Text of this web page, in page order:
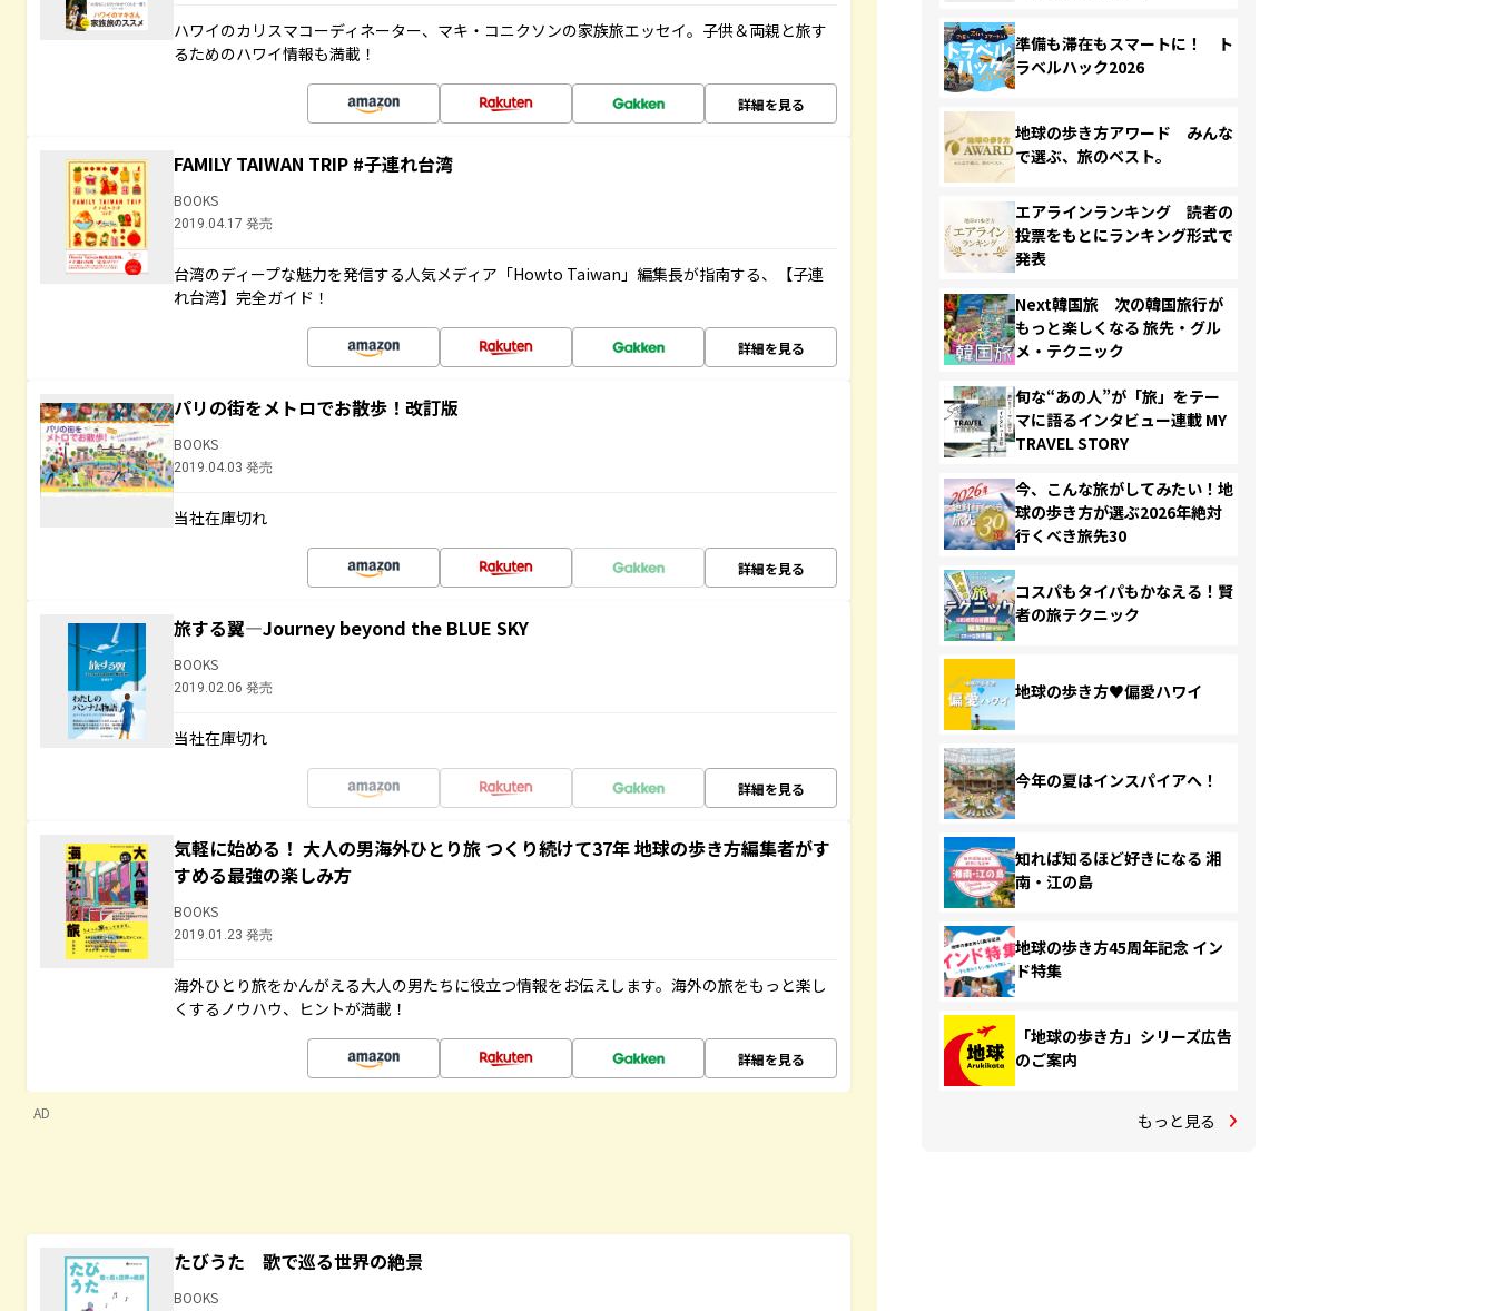
ハワイのカリスマコーディネーター、マキ・コニクソンの家族旅エッセイ。子供＆両親と旅す
るためのハワイ情報も満載！
詳細を見る
FAMILY TAIWAN TRIP #子連れ台湾
BOOKS
2019.04.17 発売
台湾のディープな魅力を発信する人気メディア「Howto Taiwan」編集長が指南する、【子連
れ台湾】完全ガイド！
詳細を見る
パリの街をメトロでお散歩！改訂版
BOOKS
2019.04.03 発売
当社在庫切れ
詳細を見る
旅する翼―Journey beyond the BLUE SKY
BOOKS
2019.02.06 発売
当社在庫切れ
詳細を見る
気軽に始める！ 大人の男海外ひとり旅 つくり続けて37年 地球の歩き方編集者がす
すめる最強の楽しみ方
BOOKS
2019.01.23 発売
海外ひとり旅をかんがえる大人の男たちに役立つ情報をお伝えします。海外の旅をもっと楽し
くするノウハウ、ヒントが満載！
詳細を見る
AD
たびうた 歌で巡る世界の絶景
BOOKS
準備も滞在もスマートに！ ト
ラベルハック2026
地球の歩き方アワード みんな
で選ぶ、旅のベスト。
エアラインランキング 読者の
投票をもとにランキング形式で
発表
Next韓国旅 次の韓国旅行が
もっと楽しくなる 旅先・グル
メ・テクニック
旬な“あの人”が「旅」をテー
マに語るインタビュー連載 MY
TRAVEL STORY
今、こんな旅がしてみたい！地
球の歩き方が選ぶ2026年絶対
行くべき旅先30
コスパもタイパもかなえる！賢
者の旅テクニック
地球の歩き方♥偏愛ハワイ
今年の夏はインスパイアへ！
知れば知るほど好きになる 湘
南・江の島
地球の歩き方45周年記念 イン
ド特集
「地球の歩き方」シリーズ広告
のご案内
もっと見る